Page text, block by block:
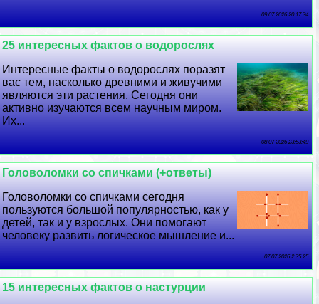
09 07 2026 20:17:34
25 интересных фактов о водорослях
Интересные факты о водорослях поразят
вас тем, насколько древними и живучими
являются эти растения. Сегодня они
активно изучаются всем научным миром.
Их...
08 07 2026 23:53:49
Головоломки со спичками (+ответы)
Головоломки со спичками сегодня
пользуются большой популярностью, как у
детей, так и у взрослых. Они помогают
человеку развить логическое мышление и...
07 07 2026 2:35:25
15 интересных фактов о настурции